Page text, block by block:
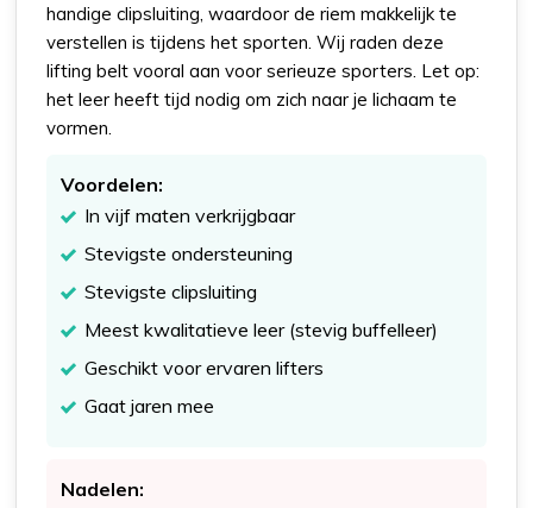
handige clipsluiting, waardoor de riem makkelijk te
verstellen is tijdens het sporten. Wij raden deze
lifting belt vooral aan voor serieuze sporters. Let op:
het leer heeft tijd nodig om zich naar je lichaam te
vormen.
Voordelen:
In vijf maten verkrijgbaar
Stevigste ondersteuning
Stevigste clipsluiting
Meest kwalitatieve leer (stevig buffelleer)
Geschikt voor ervaren lifters
Gaat jaren mee
Nadelen: